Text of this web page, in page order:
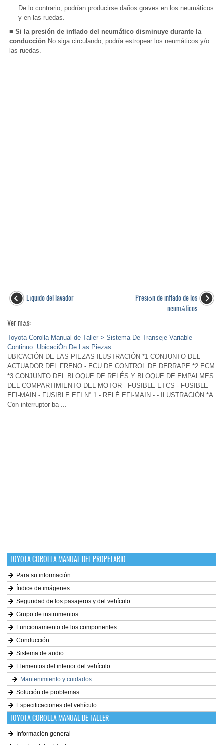
De lo contrario, podrían producirse daños graves en los neumáticos
y en las ruedas.
■ Si la presión de inflado del neumático disminuye durante la
conducción No siga circulando, podría estropear los neumáticos y/o
las ruedas.
Líquido del lavador
Presión de inflado de los
neumáticos
Ver más:
Toyota Corolla Manual de Taller > Sistema De Transeje Variable
Continuo: UbicaciÓn De Las Piezas
UBICACIÓN DE LAS PIEZAS ILUSTRACIÓN *1 CONJUNTO DEL
ACTUADOR DEL FRENO - ECU DE CONTROL DE DERRAPE *2 ECM
*3 CONJUNTO DEL BLOQUE DE RELÉS Y BLOQUE DE EMPALMES
DEL COMPARTIMIENTO DEL MOTOR - FUSIBLE ETCS - FUSIBLE
EFI-MAIN - FUSIBLE EFI N° 1 - RELÉ EFI-MAIN - - ILUSTRACIÓN *A
Con interruptor ba ...
TOYOTA COROLLA MANUAL DEL PROPETARIO
Para su información
Índice de imágenes
Seguridad de los pasajeros y del vehículo
Grupo de instrumentos
Funcionamiento de los componentes
Conducción
Sistema de audio
Elementos del interior del vehículo
Mantenimiento y cuidados
Solución de problemas
Especificaciones del vehículo
TOYOTA COROLLA MANUAL DE TALLER
Información general